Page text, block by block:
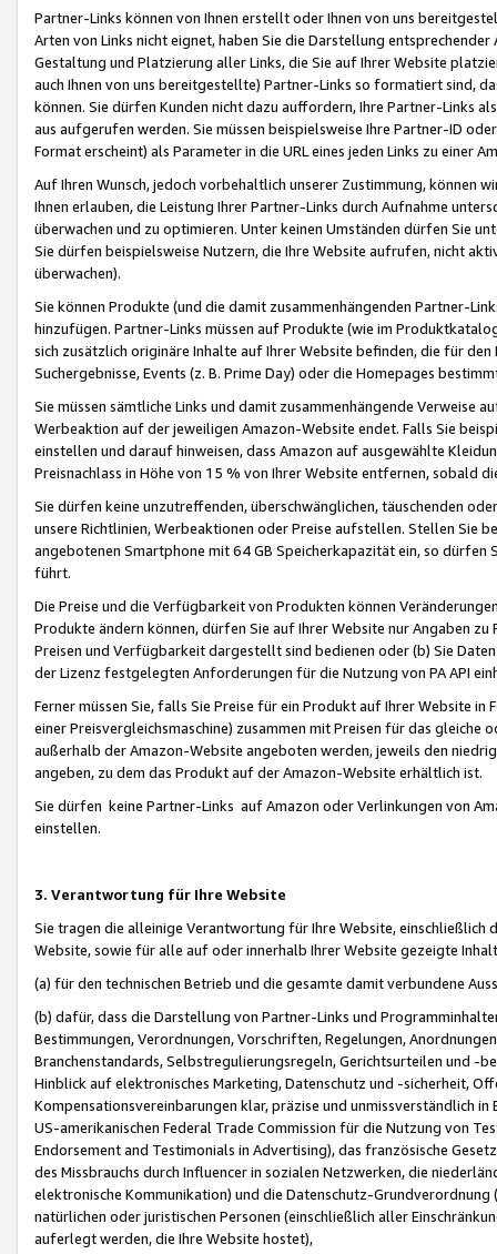
Partner-Links können von Ihnen erstellt oder Ihnen von uns
Arten von Links nicht eignet, haben Sie die Darstellung
Gestaltung und Platzierung aller Links, die Sie auf Ihrer Website
auch Ihnen von uns bereitgestellte) Partner-Links so formatiert sind,
können. Sie dürfen Kunden nicht dazu auffordern, Ihre Partner-Links
aus aufgerufen werden. Sie müssen beispielsweise Ihre Partner-ID
Format erscheint) als Parameter in die URL eines jeden Links zu einer
Auf Ihren Wunsch, jedoch vorbehaltlich unserer Zustimmung, können
Ihnen erlauben, die Leistung Ihrer Partner-Links durch Aufnahme
überwachen und zu optimieren. Unter keinen Umständen dürfen Sie
Sie dürfen beispielsweise Nutzern, die Ihre Website aufrufen, nicht
überwachen).
Sie können Produkte (und die damit zusammenhängenden Partner-
hinzufügen. Partner-Links müssen auf Produkte (wie im
sich zusätzlich originäre Inhalte auf Ihrer Website befinden, die für
Suchergebnisse, Events (z. B. Prime Day) oder die Homepages
Sie müssen sämtliche Links und damit zusammenhängende
Werbeaktion auf der jeweiligen Amazon-Website endet. Falls Sie
einstellen und darauf hinweisen, dass Amazon auf ausgewählte
Preisnachlass in Höhe von 15 % von Ihrer Website entfernen, sobald
Sie dürfen keine unzutreffenden, überschwänglichen, täuschenden
unsere Richtlinien, Werbeaktionen oder Preise aufstellen. Stellen Sie
angebotenen Smartphone mit 64 GB Speicherkapazität ein, so dürfen
führt.
Die Preise und die Verfügbarkeit von Produkten können
Produkte ändern können, dürfen Sie auf Ihrer Website nur Angaben
Preisen und Verfügbarkeit dargestellt sind bedienen oder (b) Sie
der Lizenz festgelegten Anforderungen für die Nutzung von PA API
Ferner müssen Sie, falls Sie Preise für ein Produkt auf Ihrer Website
einer Preisvergleichsmaschine) zusammen mit Preisen für das
außerhalb der Amazon-Website angeboten werden, jeweils den
angeben, zu dem das Produkt auf der Amazon-Website erhältlich ist.
Sie dürfen keine Partner-Links auf Amazon oder Verlinkungen von
einstellen.
3. Verantwortung für Ihre Website
Sie tragen die alleinige Verantwortung für Ihre Website,
Website, sowie für alle auf oder innerhalb Ihrer Website gezeigte
(a) für den technischen Betrieb und die gesamte damit verbundene
(b) dafür, dass die Darstellung von Partner-Links und
Bestimmungen, Verordnungen, Vorschriften, Regelungen,
Branchenstandards, Selbstregulierungsregeln, Gerichtsurteilen und -
Hinblick auf elektronisches Marketing, Datenschutz und -sicherheit,
Kompensationsvereinbarungen klar, präzise und unmissverständlich
US-amerikanischen Federal Trade Commission für die Nutzung von
Endorsement and Testimonials in Advertising), das französische
des Missbrauchs durch Influencer in sozialen Netzwerken, die
elektronische Kommunikation) und die Datenschutz-
natürlichen oder juristischen Personen (einschließlich aller
auferlegt werden, die Ihre Website hostet),